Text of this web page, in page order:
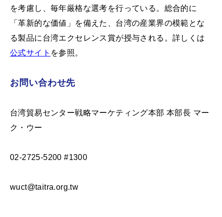
を考慮し、毎年厳格な選考を行っている。総合的に
「革新的な価値」を備えた、台湾の産業界の模範とな
る製品に台湾エクセレンス賞が授与される。詳しくは
公式サイト を参照。
お問い合わせ先
台湾貿易センター戦略マーケティング本部 本部長 マー
ク・ウー
02-2725-5200 #1300
wuct@taitra.org.tw